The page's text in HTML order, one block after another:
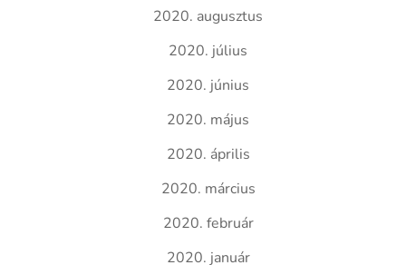
2020. augusztus
2020. július
2020. június
2020. május
2020. április
2020. március
2020. február
2020. január